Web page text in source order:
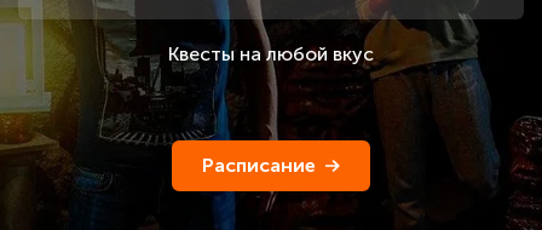
Квесты на любой вкус
Расписание